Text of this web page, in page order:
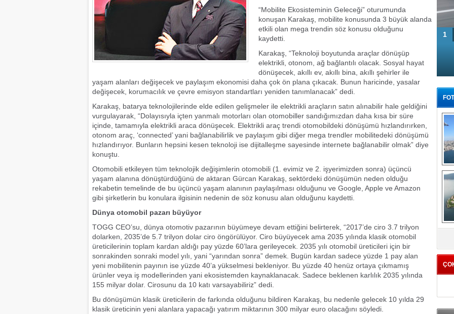
“Mobilite Ekosisteminin Geleceği” oturumunda
konuşan Karakaş, mobilite konusunda 3 büyük alanda
etkili olan mega trendin söz konusu olduğunu
kaydetti.
Karakaş, “Teknoloji boyutunda araçlar dönüşüp
elektrikli, otonom, ağ bağlantılı olacak. Sosyal hayat
dönüşecek, akıllı ev, akıllı bina, akıllı şehirler ile
yaşam alanları değişecek ve paylaşım ekonomisi daha çok ön plana çıkacak. Bunun haricinde, yasalar
değişecek, korumacılık ve çevre emisyon standartları yeniden tanımlanacak” dedi.
Karakaş, batarya teknolojilerinde elde edilen gelişmeler ile elektrikli araçların satın alınabilir hale geldiğini
vurgulayarak, “Dolayısıyla içten yanmalı motorları olan otomobiller sandığımızdan daha kısa bir süre
içinde, tamamıyla elektrikli araca dönüşecek. Elektrikli araç trendi otomobildeki dönüşümü hızlandırırken,
otonom araç, ‘connected’ yani bağlanabilirlik ve paylaşım gibi diğer mega trendler mobilitedeki dönüşümü
hızlandırıyor. Bunların hepsini kesen teknoloji ise dijitalleşme sayesinde internete bağlanabilir olmak” diye
konuştu.
Otomobili etkileyen tüm teknolojik değişimlerin otomobili (1. evimiz ve 2. işyerimizden sonra) üçüncü
yaşam alanına dönüştürdüğünü de aktaran Gürcan Karakaş, sektördeki dönüşümün neden olduğu
rekabetin temelinde de bu üçüncü yaşam alanının paylaşılması olduğunu ve Google, Apple ve Amazon
gibi şirketlerin bu konulara ilgisinin nedenin de söz konusu alan olduğunu kaydetti.
Dünya otomobil pazarı büyüyor
TOGG CEO’su, dünya otomotiv pazarının büyümeye devam ettiğini belirterek, “2017’de ciro 3.7 trilyon
dolarken, 2035’de 5.7 trilyon dolar ciro öngörülüyor. Ciro büyüyecek ama 2035 yılında klasik otomobil
üreticilerinin toplam kardan aldığı pay yüzde 60’lara gerileyecek. 2035 yılı otomobil üreticileri için bir
sonrakinden sonraki model yılı, yani “yarından sonra” demek. Bugün kardan sadece yüzde 1 pay alan
yeni mobilitenin payının ise yüzde 40’a yükselmesi bekleniyor. Bu yüzde 40 henüz ortaya çıkmamış
ürünler veya iş modellerinden yani ekosistemden kaynaklanacak. Sadece beklenen karlılık 2035 yılında
155 milyar dolar. Cirosunu da 10 katı varsayabiliriz” dedi.
Bu dönüşümün klasik üreticilerin de farkında olduğunu bildiren Karakaş, bu nedenle gelecek 10 yılda 29
klasik üreticinin yeni alanlara yapacağı yatırım miktarının 300 milyar euro olacağını söyledi.
1